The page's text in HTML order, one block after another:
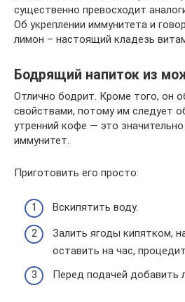
существенно превосходит
Об укреплении иммунитета и
лимон – настоящий кладезь
Бодрящий напиток из
Отлично бодрит. Кроме того, он
свойствами, потому им следует
утренний кофе — это
иммунитет.
Приготовить его просто:
Вскипятить воду.
Залить ягоды кипятком,
оставить на час,
Перед подачей добавить